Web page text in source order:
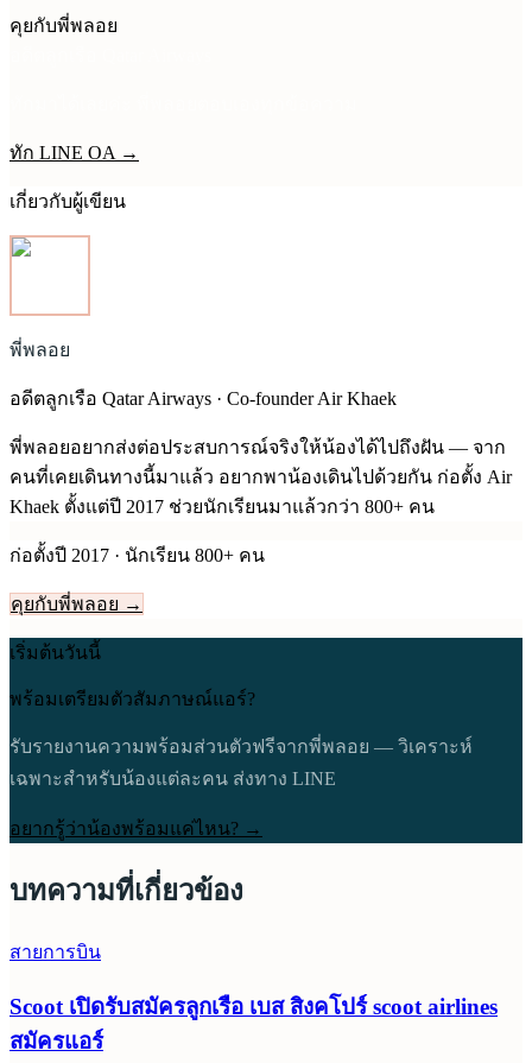
คุยกับพี่พลอย
ทัก LINE OA →
เกี่ยวกับผู้เขียน
พี่พลอย
อดีตลูกเรือ Qatar Airways · Co-founder Air Khaek
พี่พลอยอยากส่งต่อประสบการณ์จริงให้น้องได้ไปถึงฝัน — จาก
คนที่เคยเดินทางนี้มาแล้ว อยากพาน้องเดินไปด้วยกัน ก่อตั้ง Air
Khaek ตั้งแต่ปี 2017 ช่วยนักเรียนมาแล้วกว่า 800+ คน
ก่อตั้งปี 2017 · นักเรียน 800+ คน
คุยกับพี่พลอย →
เริ่มต้นวันนี้
พร้อมเตรียมตัวสัมภาษณ์แอร์?
รับรายงานความพร้อมส่วนตัวฟรีจากพี่พลอย — วิเคราะห์
เฉพาะสำหรับน้องแต่ละคน ส่งทาง LINE
อยากรู้ว่าน้องพร้อมแค่ไหน? →
บทความที่เกี่ยวข้อง
สายการบิน
Scoot เปิดรับสมัครลูกเรือ เบส สิงคโปร์ scoot airlines
สมัครแอร์